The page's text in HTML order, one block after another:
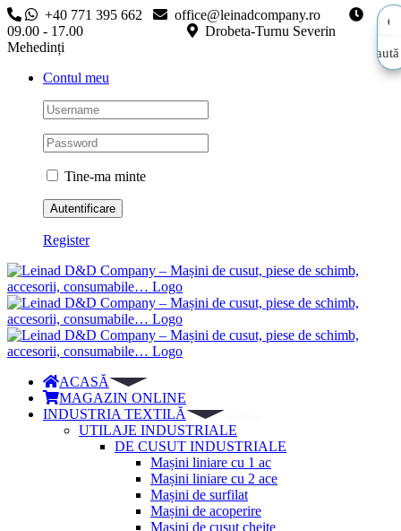
Skip
to
content
+40 771 395 662
office@leinadcompany.ro
09.00 - 17.00
Drobeta-Turnu Severin
Mehedinți
Contul meu
Tine-ma minte
Register
ACASĂ
MAGAZIN ONLINE
INDUSTRIA TEXTILĂ
UTILAJE INDUSTRIALE
DE CUSUT INDUSTRIALE
Mașini liniare cu 1 ac
Mașini liniare cu 2 ace
Mașini de surfilat
Mașini de acoperire
Mașini de cusut cheițe
Caută
Caută